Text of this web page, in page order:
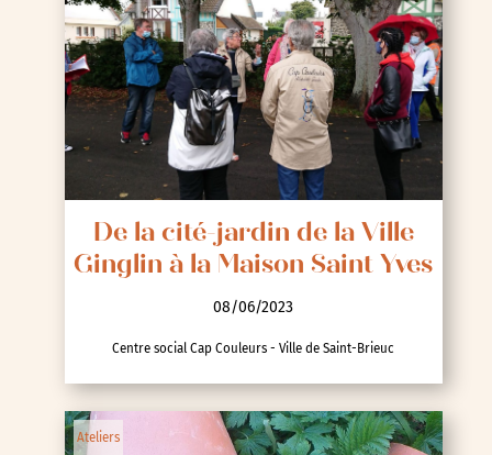
De la cité-jardin de la Ville
Ginglin à la Maison Saint Yves
08/06/2023
Centre social Cap Couleurs - Ville de Saint-Brieuc
Ateliers